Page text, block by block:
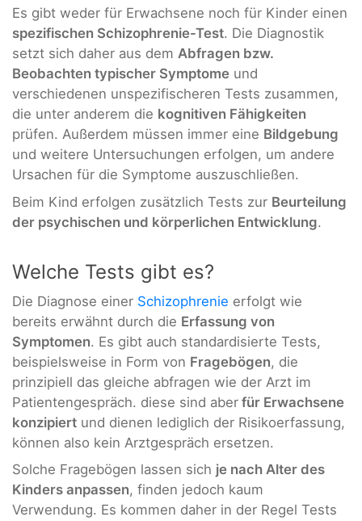
Es gibt weder für Erwachsene noch für Kinder einen
spezifischen Schizophrenie-Test. Die Diagnostik
setzt sich daher aus dem Abfragen bzw.
Beobachten typischer Symptome und
verschiedenen unspezifischeren Tests zusammen,
die unter anderem die kognitiven Fähigkeiten
prüfen. Außerdem müssen immer eine Bildgebung
und weitere Untersuchungen erfolgen, um andere
Ursachen für die Symptome auszuschließen.
Beim Kind erfolgen zusätzlich Tests zur Beurteilung
der psychischen und körperlichen Entwicklung.
Welche Tests gibt es?
Die Diagnose einer Schizophrenie erfolgt wie
bereits erwähnt durch die Erfassung von
Symptomen. Es gibt auch standardisierte Tests,
beispielsweise in Form von Fragebögen, die
prinzipiell das gleiche abfragen wie der Arzt im
Patientengespräch. diese sind aber für Erwachsene
konzipiert und dienen lediglich der Risikoerfassung,
können also kein Arztgespräch ersetzen.
Solche Fragebögen lassen sich je nach Alter des
Kinders anpassen, finden jedoch kaum
Verwendung. Es kommen daher in der Regel Tests